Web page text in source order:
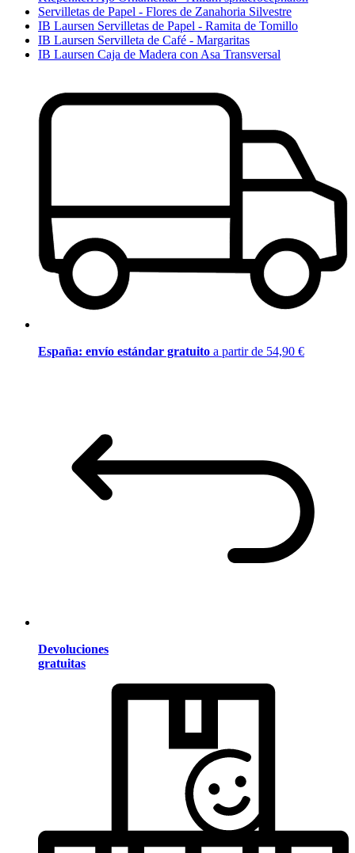
Servilletas de Papel - Flores de Zanahoria Silvestre
IB Laursen Servilletas de Papel - Ramita de Tomillo
IB Laursen Servilleta de Café - Margaritas
IB Laursen Caja de Madera con Asa Transversal
España: envío estándar gratuito a partir de 54,90 €
Devoluciones
gratuitas